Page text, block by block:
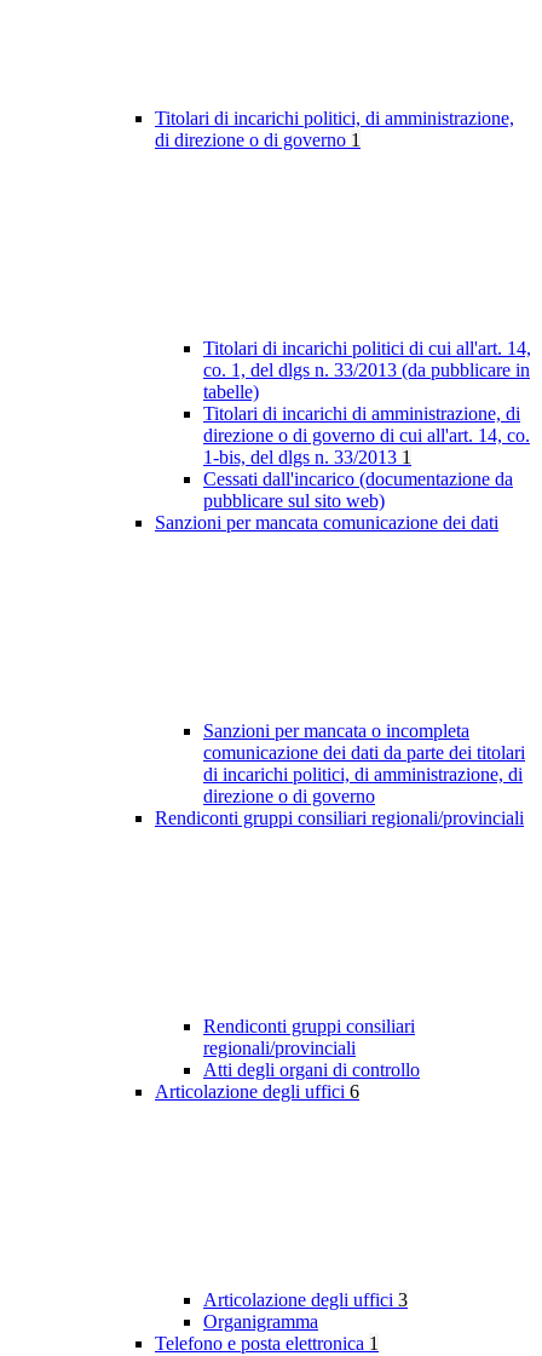
Titolari di incarichi politici, di amministrazione,
di direzione o di governo 1
Titolari di incarichi politici di cui all'art. 14,
co. 1, del dlgs n. 33/2013 (da pubblicare in
tabelle)
Titolari di incarichi di amministrazione, di
direzione o di governo di cui all'art. 14, co.
1-bis, del dlgs n. 33/2013 1
Cessati dall'incarico (documentazione da
pubblicare sul sito web)
Sanzioni per mancata comunicazione dei dati
Sanzioni per mancata o incompleta
comunicazione dei dati da parte dei titolari
di incarichi politici, di amministrazione, di
direzione o di governo
Rendiconti gruppi consiliari regionali/provinciali
Rendiconti gruppi consiliari
regionali/provinciali
Atti degli organi di controllo
Articolazione degli uffici 6
Articolazione degli uffici 3
Organigramma
Telefono e posta elettronica 1